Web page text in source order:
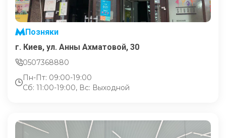
Позняки
г. Киев, ул. Анны Ахматовой, 30
0507368880
Пн-Пт: 09:00-19:00
Сб: 11:00-19:00, Вс: Выходной